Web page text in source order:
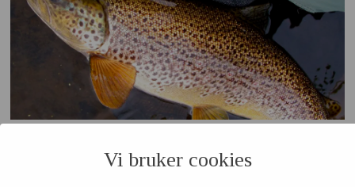
Vi bruker cookies
Fjellfisketips for Nord-, Sør-, og